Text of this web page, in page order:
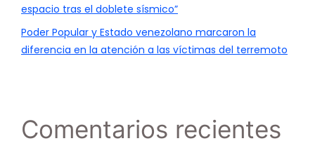
espacio tras el doblete sísmico”
Poder Popular y Estado venezolano marcaron la
diferencia en la atención a las víctimas del terremoto
Comentarios recientes